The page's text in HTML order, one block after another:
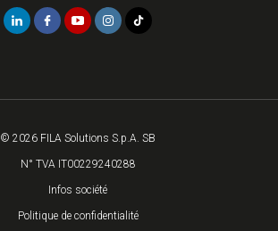
© 2026 FILA Solutions S.p.A. SB
N° TVA IT00229240288
Infos société
Politique de confidentialité